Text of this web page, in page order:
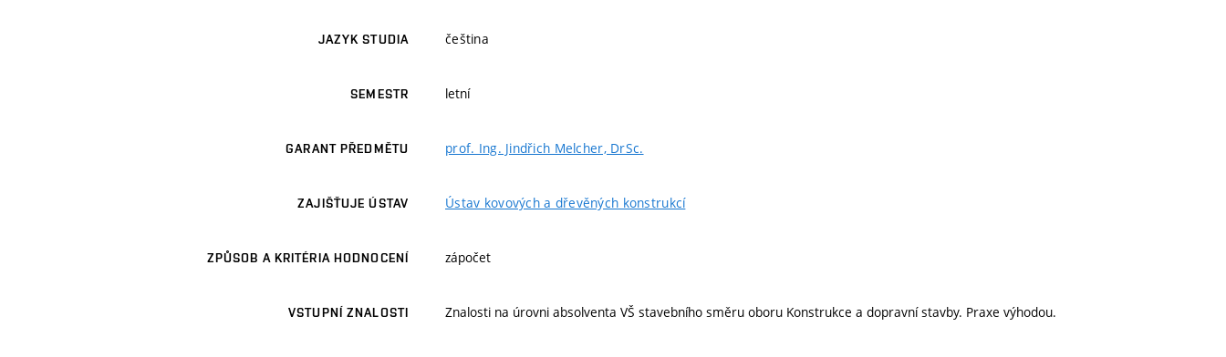
JAZYK STUDIA čeština
SEMESTR letní
GARANT PŘEDMĚTU prof. Ing. Jindřich Melcher, DrSc.
ZAJIŠŤUJE ÚSTAV Ústav kovových a dřevěných konstrukcí
ZPŮSOB A KRITÉRIA HODNOCENÍ zápočet
VSTUPNÍ ZNALOSTI Znalosti na úrovni absolventa VŠ stavebního směru oboru Konstrukce a dopravní stavby. Praxe výhodou.